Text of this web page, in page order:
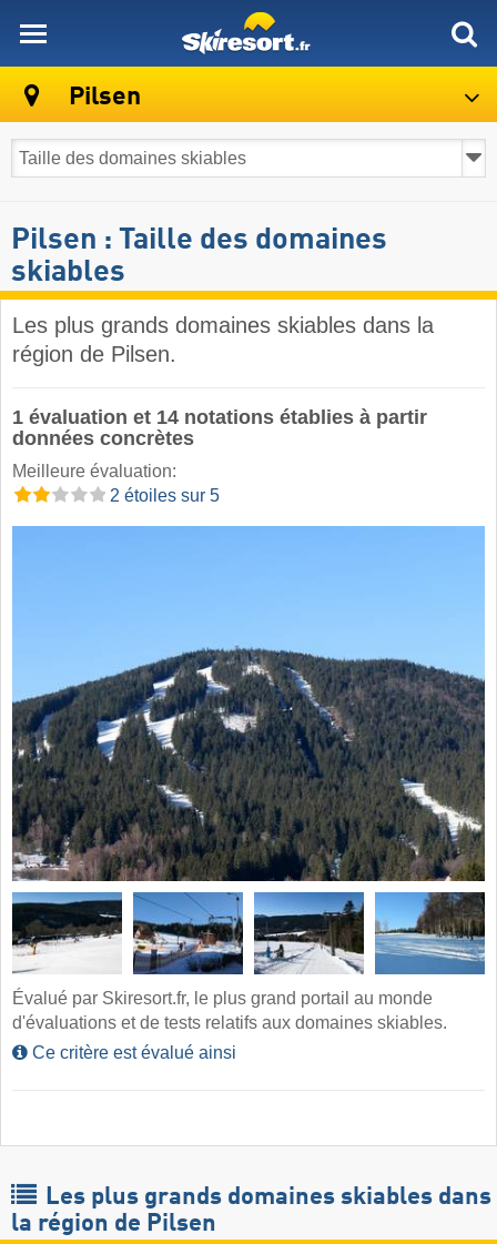
Pilsen
Pilsen : Taille des domaines
skiables
Les plus grands domaines skiables dans la
région de Pilsen.
1 évaluation et 14 notations établies à partir
données concrètes
Meilleure évaluation:
2 étoiles sur 5
Évalué par Skiresort.fr, le plus grand portail au monde
d'évaluations et de tests relatifs aux domaines skiables.
Ce critère est évalué ainsi
Les plus grands domaines skiables dans
la région de Pilsen